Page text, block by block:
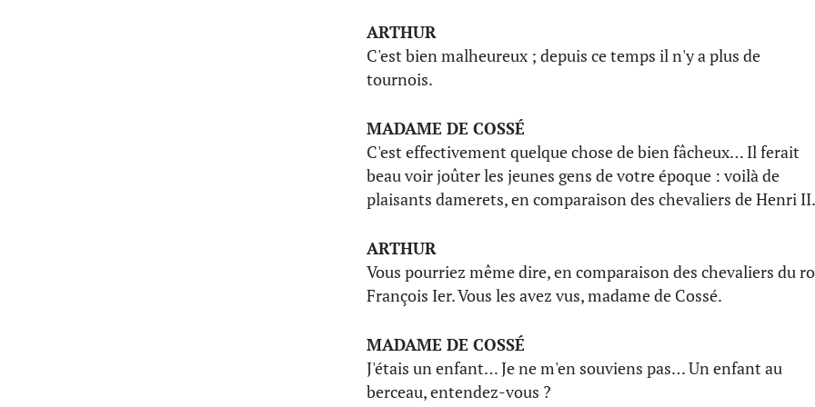
ARTHUR
C'est bien malheureux ; depuis ce temps il n'y a plus de
tournois.
MADAME DE COSSÉ
C'est effectivement quelque chose de bien fâcheux… Il ferait
beau voir joûter les jeunes gens de votre époque : voilà de
plaisants damerets, en comparaison des chevaliers de Henri II.
ARTHUR
Vous pourriez même dire, en comparaison des chevaliers du
François Ier. Vous les avez vus, madame de Cossé.
MADAME DE COSSÉ
J'étais un enfant… Je ne m'en souviens pas… Un enfant au
berceau, entendez-vous ?